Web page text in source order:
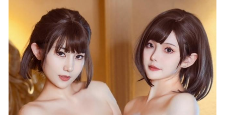
Quan冉有点饿 – NO.38 逆兔自拍 [25P-92MB] 2026-04-14
鹿八岁baby – 黑色西里里 [30P／324MB]
2026-02-01
麻花麻花酱 – NO.42 风拂电子档[210P1V-2.22GB] 2022-11-
14
[XIUREN秀人网]2022.09.08 VOL.5562 可樂Vicky[45+1P／
395MB] 2023-01-13